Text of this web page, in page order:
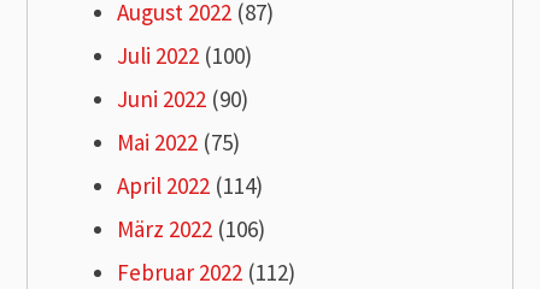
August 2022 (87)
Juli 2022 (100)
Juni 2022 (90)
Mai 2022 (75)
April 2022 (114)
März 2022 (106)
Februar 2022 (112)